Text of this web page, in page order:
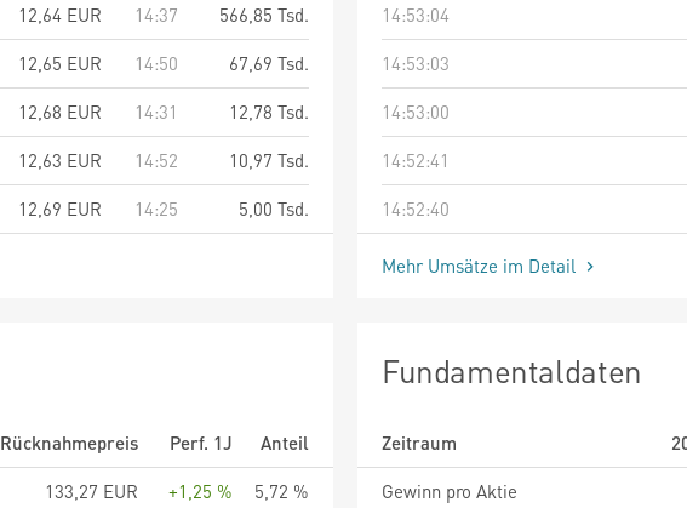
12,64 EUR 14:37
566,85 Tsd.
12,65 EUR 14:50
67,69 Tsd.
12,68 EUR 14:31
12,78 Tsd.
12,63 EUR 14:52
10,97 Tsd.
12,69 EUR 14:25 5,00 Tsd.
14:53:04
14:53:03
14:53:00
14:52:41
14:52:40
Mehr Umsätze im Detail
Rücknahmepreis Perf. 1J
Anteil
133,27 EUR +1,25 %
5,72 %
Fundamentaldaten
Zeitraum
Gewinn pro Aktie